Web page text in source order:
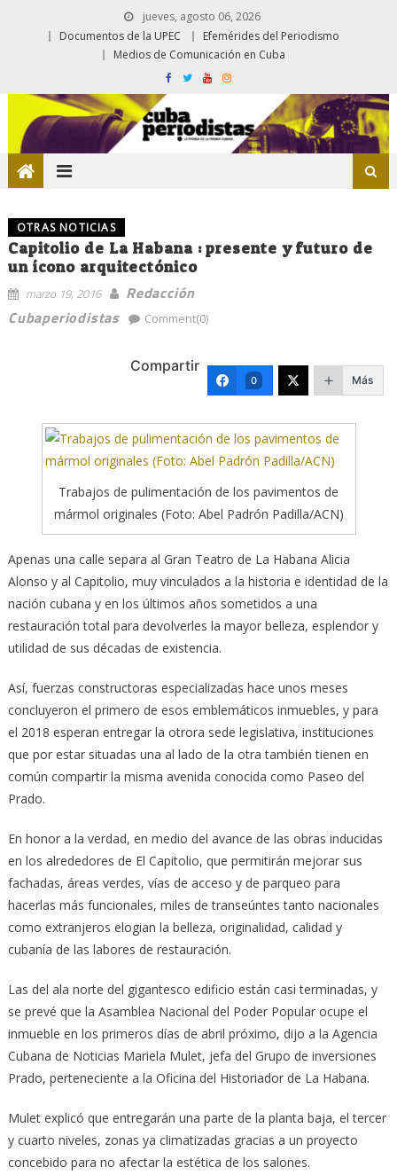
jueves, agosto 06, 2026
Documentos de la UPEC
Efemérides del Periodismo
Medios de Comunicación en Cuba
OTRAS NOTICIAS
Capitolio de La Habana : presente y futuro de
un ícono arquitectónico
marzo 19, 2016
Redacción
Cubaperiodistas
Comment(0)
Compartir
0 Más
Trabajos de pulimentación de los pavimentos de
mármol originales (Foto: Abel Padrón Padilla/ACN)
Apenas una calle separa al Gran Teatro de La Habana Alicia
Alonso y al Capitolio, muy vinculados a la historia e identidad de la
nación cubana y en los últimos años sometidos a una
restauración total para devolverles la mayor belleza, esplendor y
utilidad de sus décadas de existencia.
Así, fuerzas constructoras especializadas hace unos meses
concluyeron el primero de esos emblemáticos inmuebles, y para
el 2018 esperan entregar la otrora sede legislativa, instituciones
que por estar situadas una al lado de la otra también tienen en
común compartir la misma avenida conocida como Paseo del
Prado.
En honor a la verdad, en medio del avance de las obras inducidas
en los alrededores de El Capitolio, que permitirán mejorar sus
fachadas, áreas verdes, vías de acceso y de parqueo para
hacerlas más funcionales, miles de transeúntes tanto nacionales
como extranjeros elogian la belleza, originalidad, calidad y
cubanía de las labores de restauración.
Las del ala norte del gigantesco edificio están casi terminadas, y
se prevé que la Asamblea Nacional del Poder Popular ocupe el
inmueble en los primeros días de abril próximo, dijo a la Agencia
Cubana de Noticias Mariela Mulet, jefa del Grupo de inversiones
Prado, perteneciente a la Oficina del Historiador de La Habana.
Mulet explicó que entregarán una parte de la planta baja, el tercer
y cuarto niveles, zonas ya climatizadas gracias a un proyecto
concebido para no afectar la estética de los salones.